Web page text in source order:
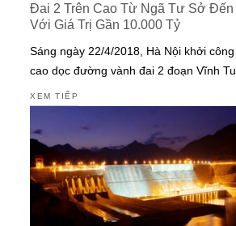
Đai 2 Trên Cao Từ Ngã Tư Sở Đến
Với Giá Trị Gần 10.000 Tỷ
Sáng ngày 22/4/2018, Hà Nội khởi
cao dọc đường vành đai 2 đoạn Vĩnh
XEM TIẾP